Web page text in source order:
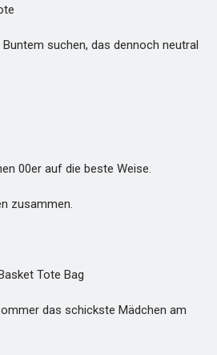
suchen, das dennoch neutral
00er auf die beste Weise.
zusammen.
Tote Bag
das schickste Mädchen am